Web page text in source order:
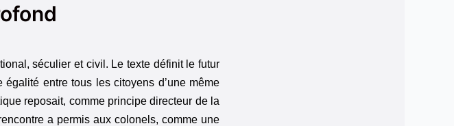
séculier et civil. Le texte définit le futur
entre tous les citoyens d’une même
reposait, comme principe directeur de la
a permis aux colonels, comme une